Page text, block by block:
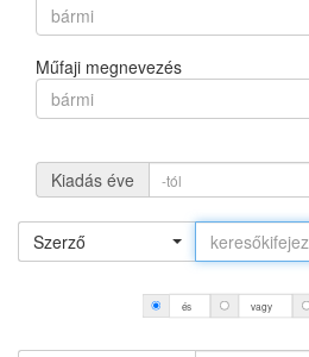
bármi
Műfaji megnevezés
bármi
Kiadás éve
Szerző
és vagy